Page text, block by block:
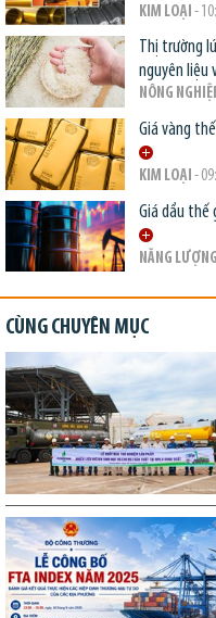
KIM LOẠI -
Thị trường
nguyên liệu
NÔNG
Giá vàng
KIM LOẠI -
Giá dầu thế
NĂNG LƯỢNG
CÙNG CHUYÊN MỤC